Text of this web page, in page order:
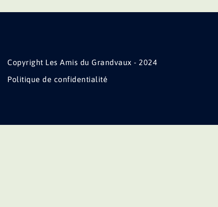
Copyright Les Amis du Grandvaux - 2024
Politique de confidentialité